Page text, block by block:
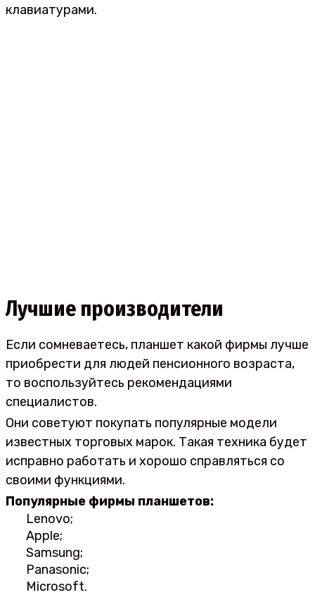
клавиатурами.
Лучшие производители
Если сомневаетесь, планшет какой фирмы лучше
приобрести для людей пенсионного возраста,
то воспользуйтесь рекомендациями
специалистов.
Они советуют покупать популярные модели
известных торговых марок. Такая техника будет
исправно работать и хорошо справляться со
своими функциями.
Популярные фирмы планшетов:
Lenovo;
Apple;
Samsung;
Panasonic;
Microsoft.